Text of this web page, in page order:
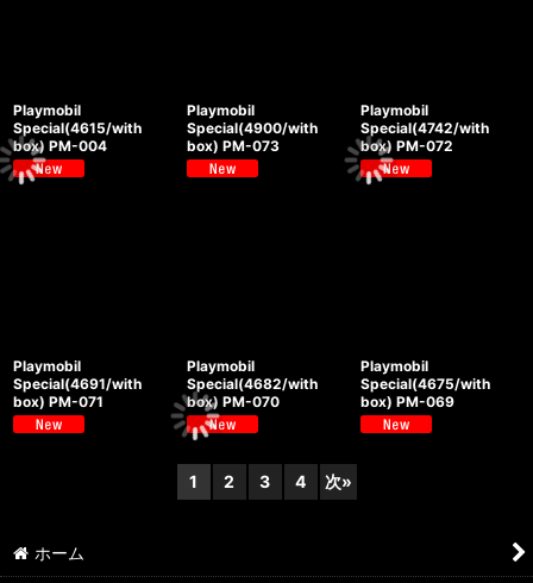
Playmobil
Special(4615/with
box) PM-004
Playmobil
Special(4900/with
box) PM-073
Playmobil
Special(4742/with
box) PM-072
Playmobil
Special(4691/with
box) PM-071
Playmobil
Special(4682/with
box) PM-070
Playmobil
Special(4675/with
box) PM-069
1 2 3 4 次»
ホーム